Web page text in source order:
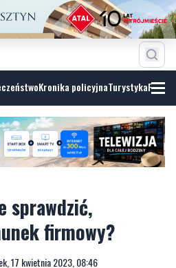
Kronika policyjnaTurystyka
sprawdzić,
17 kwietnia 2023, 08:46